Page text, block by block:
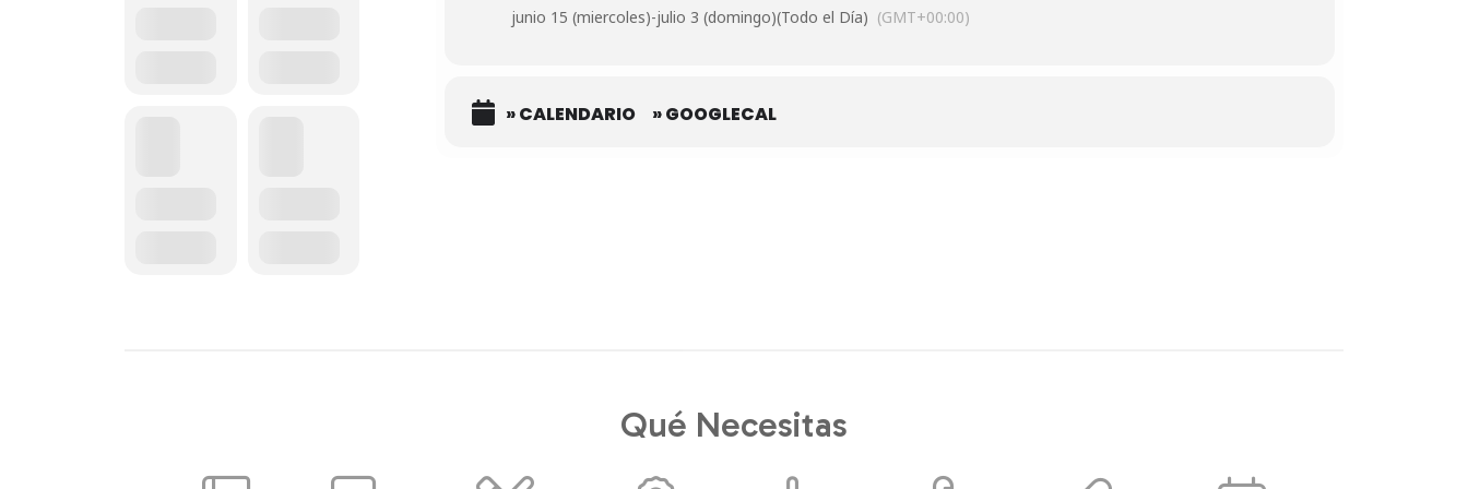
junio 15 (miercoles)-julio 3 (domingo)(Todo el Día) (GMT+00:00)
» CALENDARIO » GOOGLECAL
Qué Necesitas